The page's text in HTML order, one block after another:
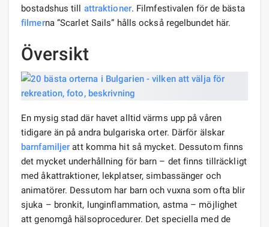
bostadshus till attraktioner. Filmfestivalen för de bästa
filmerna ”Scarlet Sails” hålls också regelbundet här.
Översikt
En mysig stad där havet alltid värms upp på våren
tidigare än på andra bulgariska orter. Därför älskar
barnfamiljer att komma hit så mycket. Dessutom finns
det mycket underhållning för barn – det finns tillräckligt
med åkattraktioner, lekplatser, simbassänger och
animatörer. Dessutom har barn och vuxna som ofta blir
sjuka – bronkit, lunginflammation, astma – möjlighet
att genomgå hälsoprocedurer. Det speciella med de